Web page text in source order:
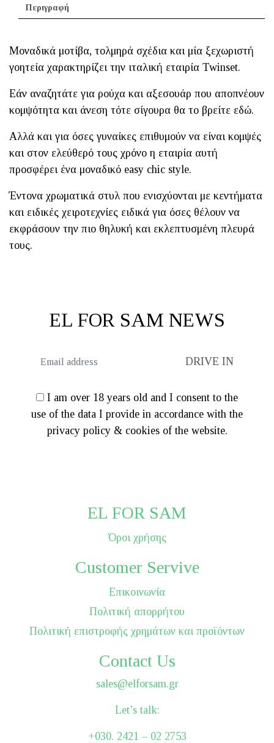
Περιγραφή
Μοναδικά μοτίβα, τολμηρά σχέδια και μία ξεχωριστή
γοητεία χαρακτηρίζει την ιταλική εταιρία Twinset.
Εάν αναζητάτε για ρούχα και αξεσουάρ που αποπνέουν
κομψότητα και άνεση τότε σίγουρα θα το βρείτε εδώ.
Αλλά και για όσες γυναίκες επιθυμούν να είναι κομψές
και στον ελεύθερό τους χρόνο η εταιρία αυτή
προσφέρει ένα μοναδικό easy chic style.
Έντονα χρωματικά στυλ που ενισχύονται με κεντήματα
και ειδικές χειροτεχνίες ειδικά για όσες θέλουν να
εκφράσουν την πιο θηλυκή και εκλεπτυσμένη πλευρά
τους.
EL FOR SAM NEWS
I am over 18 years old and I consent to the
use of the data I provide in accordance with the
privacy policy & cookies of the website.
EL FOR SAM
Όροι χρήσης
Customer Servive
Επικοινωνία
Πολιτική απορρήτου
Πολιτική επιστροφής χρημάτων και προϊόντων
Contact Us
sales@elforsam.gr
Let’s talk:
+030. 2421 – 02 2753